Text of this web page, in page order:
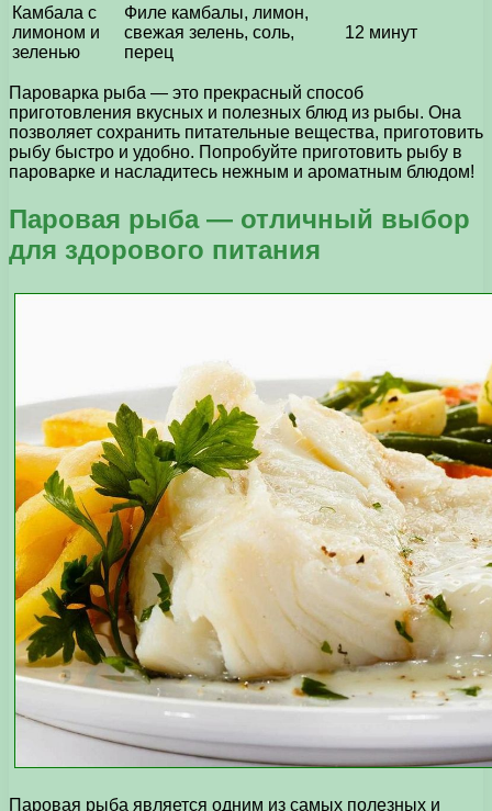
Камбала с
лимоном и
зеленью
Филе камбалы, лимон,
свежая зелень, соль,
перец
12 минут
Пароварка рыба — это прекрасный способ
приготовления вкусных и полезных блюд из рыбы. Она
позволяет сохранить питательные вещества, приготовить
рыбу быстро и удобно. Попробуйте приготовить рыбу в
пароварке и насладитесь нежным и ароматным блюдом!
Паровая рыба — отличный выбор
для здорового питания
Паровая рыба является одним из самых полезных и